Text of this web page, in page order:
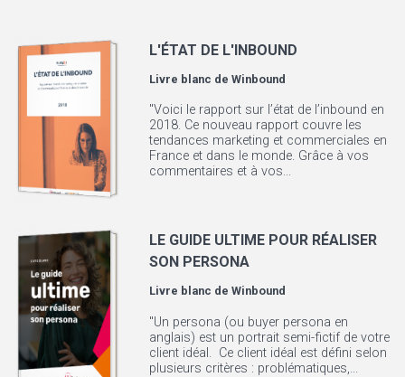
L'ÉTAT DE L'INBOUND
Livre blanc deWinbound
"Voici le rapport sur l’état de l’inbound en
2018. Ce nouveau rapport couvre les
tendances marketing et commerciales en
France et dans le monde. Grâce à vos
commentaires et à vos...
LE GUIDE ULTIME POUR RÉALISER
SON PERSONA
Livre blanc deWinbound
"Un persona (ou buyer persona en
anglais) est un portrait semi-fictif de votre
client idéal. Ce client idéal est défini selon
plusieurs critères : problématiques,...